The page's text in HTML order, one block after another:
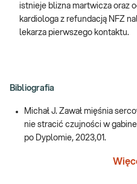
istnieje blizna martwicza oraz
kardiologa z refundacją NFZ
lekarza pierwszego kontaktu.
Bibliografia
Michał J. Zawał mięśnia
nie stracić czujności w
po Dyplomie, 2023,01.